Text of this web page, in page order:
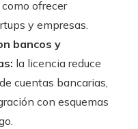
ofrecer
y empresas.
bancos y
la licencia reduce
cuentas bancarias,
con esquemas